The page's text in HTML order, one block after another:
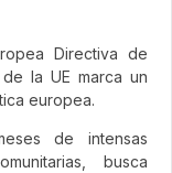
Directiva de
la UE marca un
europea.
de intensas
busca